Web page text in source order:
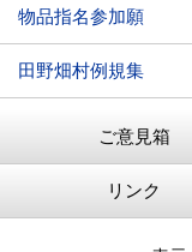
物品指名参加願
田野畑村例規集
ご意見箱
リンク